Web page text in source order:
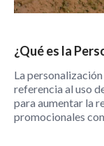
¿Qué es la
La
referencia al uso
para aumentar la
promocionales